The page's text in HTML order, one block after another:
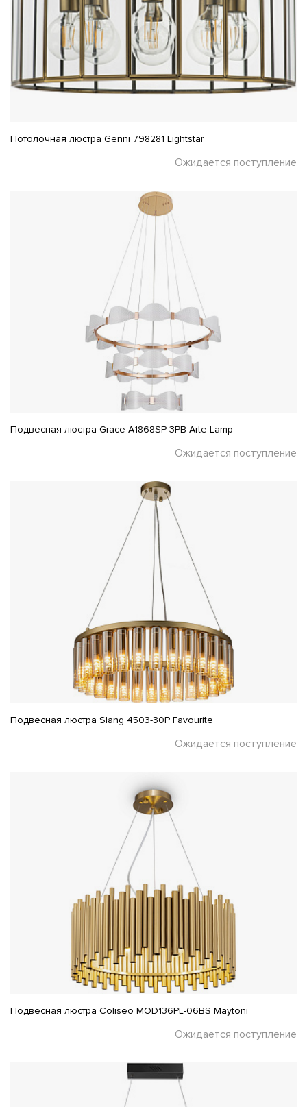
Потолочная люстра Genni 798281 Lightstar
Ожидается поступление
Подвесная люстра Grace A1868SP-3PB Arte Lamp
Ожидается поступление
Подвесная люстра Slang 4503-30P Favourite
Ожидается поступление
Подвесная люстра Coliseo MOD136PL-06BS Maytoni
Ожидается поступление